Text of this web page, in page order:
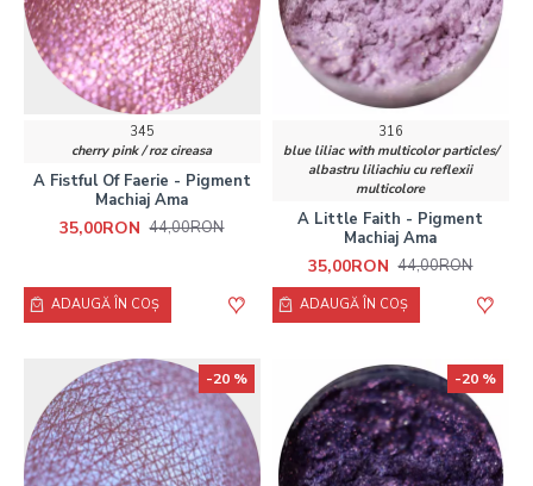
345
cherry pink / roz cireasa
A Fistful Of Faerie - Pigment
Machiaj Ama
35,00RON 44,00RON
ADAUGĂ ÎN COŞ
316
blue liliac with multicolor particles/
albastru liliachiu cu reflexii
multicolore
A Little Faith - Pigment
Machiaj Ama
35,00RON 44,00RON
ADAUGĂ ÎN COŞ
-20 % -20 %